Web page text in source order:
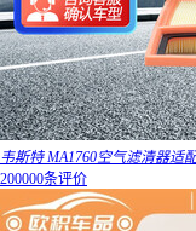
韦斯特 MA1760空气滤清器适
200000条评价